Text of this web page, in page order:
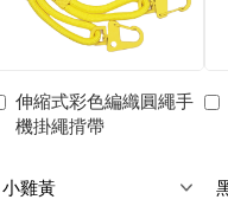
伸縮式彩色編織圓繩手
機掛繩揹帶